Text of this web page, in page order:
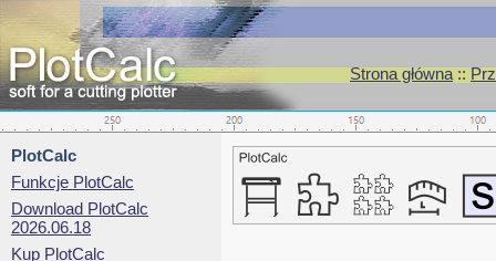
Strona główna::
PlotCalc
Funkcje PlotCalc
Download PlotCalc
2026.06.18
Kup PlotCalc